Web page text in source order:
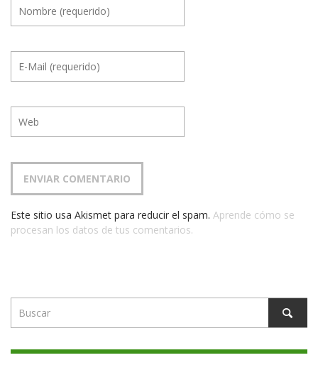
Este sitio usa Akismet para reducir el spam. Aprende cómo se
procesan los datos de tus comentarios.